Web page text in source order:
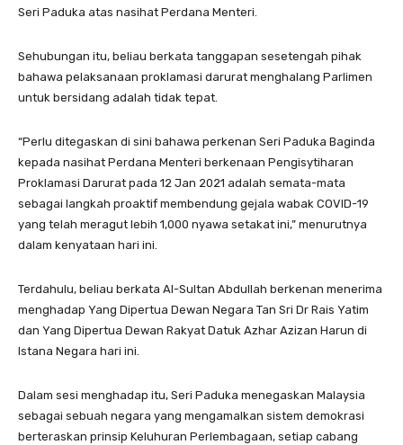
Seri Paduka atas nasihat Perdana Menteri.
Sehubungan itu, beliau berkata tanggapan sesetengah pihak
bahawa pelaksanaan proklamasi darurat menghalang Parlimen
untuk bersidang adalah tidak tepat.
“Perlu ditegaskan di sini bahawa perkenan Seri Paduka Baginda
kepada nasihat Perdana Menteri berkenaan Pengisytiharan
Proklamasi Darurat pada 12 Jan 2021 adalah semata-mata
sebagai langkah proaktif membendung gejala wabak COVID-19
yang telah meragut lebih 1,000 nyawa setakat ini,” menurutnya
dalam kenyataan hari ini.
Terdahulu, beliau berkata Al-Sultan Abdullah berkenan menerima
menghadap Yang Dipertua Dewan Negara Tan Sri Dr Rais Yatim
dan Yang Dipertua Dewan Rakyat Datuk Azhar Azizan Harun di
Istana Negara hari ini.
Dalam sesi menghadap itu, Seri Paduka menegaskan Malaysia
sebagai sebuah negara yang mengamalkan sistem demokrasi
berteraskan prinsip Keluhuran Perlembagaan, setiap cabang